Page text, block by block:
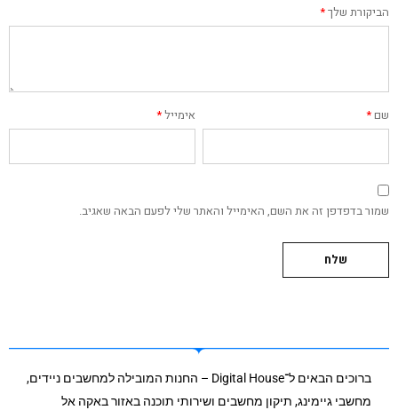
הביקורת שלך*
שם* אימייל*
שמור בדפדפן זה את השם, האימייל והאתר שלי לפעם הבאה שאגיב.
ברוכים הבאים ל־Digital House – החנות המובילה למחשבים ניידים,
מחשבי גיימינג, תיקון מחשבים ושירותי תוכנה באזור באקה אל